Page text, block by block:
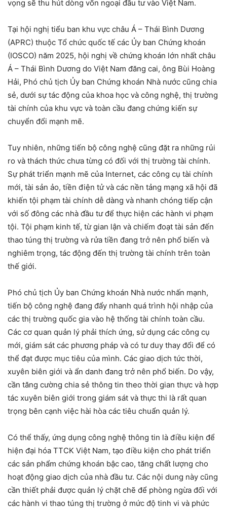
vọng sẽ thu hút dòng vốn ngoại đầu tư vào Việt Nam.
Tại hội nghị tiểu ban khu vực châu Á – Thái Bình Dương
(APRC) thuộc Tổ chức quốc tế các Ủy ban Chứng khoán
(IOSCO) năm 2025, hội nghị về chứng khoán lớn nhất châu
Á – Thái Bình Dương do Việt Nam đăng cai, ông Bùi Hoàng
Hải, Phó chủ tịch Ủy ban Chứng khoán Nhà nước cũng chia
sẻ, dưới sự tác động của khoa học và công nghệ, thị trường
tài chính của khu vực và toàn cầu đang chứng kiến sự
chuyển đổi mạnh mẽ.
Tuy nhiên, những tiến bộ công nghệ cũng đặt ra những rủi
ro và thách thức chưa từng có đối với thị trường tài chính.
Sự phát triển mạnh mẽ của Internet, các công cụ tài chính
mới, tài sản ảo, tiền điện tử và các nền tảng mạng xã hội đã
khiến tội phạm tài chính dễ dàng và nhanh chóng tiếp cận
với số đông các nhà đầu tư để thực hiện các hành vi phạm
tội. Tội phạm kinh tế, từ gian lận và chiếm đoạt tài sản đến
thao túng thị trường và rửa tiền đang trở nên phổ biến và
nghiêm trọng, tác động đến thị trường tài chính trên toàn
thế giới.
Phó chủ tịch Ủy ban Chứng khoán Nhà nước nhấn mạnh,
tiến bộ công nghệ đang đẩy nhanh quá trình hội nhập của
các thị trường quốc gia vào hệ thống tài chính toàn cầu.
Các cơ quan quản lý phải thích ứng, sử dụng các công cụ
mới, giám sát các phương pháp và có tư duy thay đổi để có
thể đạt được mục tiêu của mình. Các giao dịch tức thời,
xuyên biên giới và ẩn danh đang trở nên phổ biến. Do vậy,
cần tăng cường chia sẻ thông tin theo thời gian thực và hợp
tác xuyên biên giới trong giám sát và thực thi là rất quan
trọng bên cạnh việc hài hòa các tiêu chuẩn quản lý.
Có thể thấy, ứng dụng công nghệ thông tin là điều kiện để
hiện đại hóa TTCK Việt Nam, tạo điều kiện cho phát triển
các sản phẩm chứng khoán bậc cao, tăng chất lượng cho
hoạt động giao dịch của nhà đầu tư. Các nội dung này cũng
cần thiết phải được quản lý chặt chẽ để phòng ngừa đối với
các hành vi thao túng thị trường ở mức độ tinh vi và phức